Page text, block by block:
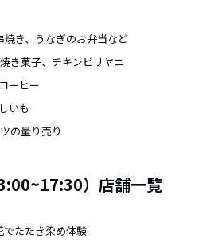
き、うなぎのお弁当など
き菓子、チキンビリヤニ
ーヒー
いも
の量り売り
）店舗一覧
たたき染め体験